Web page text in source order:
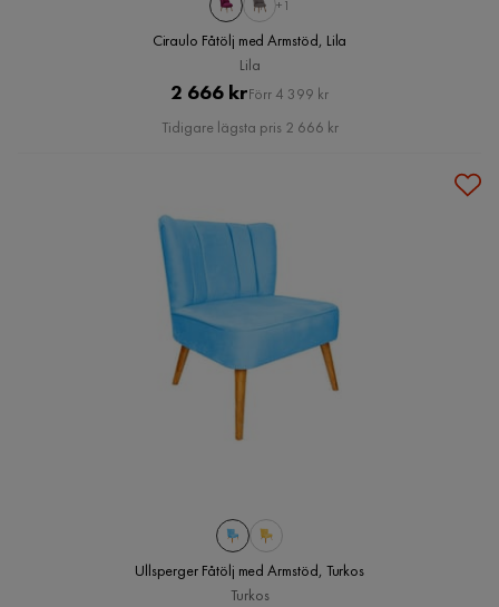
+1
Ciraulo Fåtölj med Armstöd, Lila
Lila
Pris
2 666 krOriginal
Pris
Förr 4 399 kr
Tidigare lägsta pris 2 666 kr
Ullsperger Fåtölj med Armstöd, Turkos
Turkos